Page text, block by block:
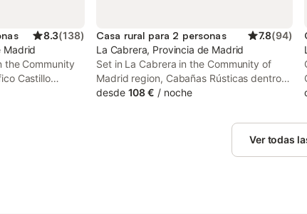
8.3(138)
Madrid
the Community
Castillo
features a
Casa rural para 2 personas 7.8(94)
La Cabrera, Provincia de Madrid
Set in La Cabrera in the Community of
Madrid region, Cabañas Rústicas dentro
de la Finca El Castillo offers
centre. This holiday home features a
private pool, a garden and barbecue
desde 108 € / noche
Ver todas